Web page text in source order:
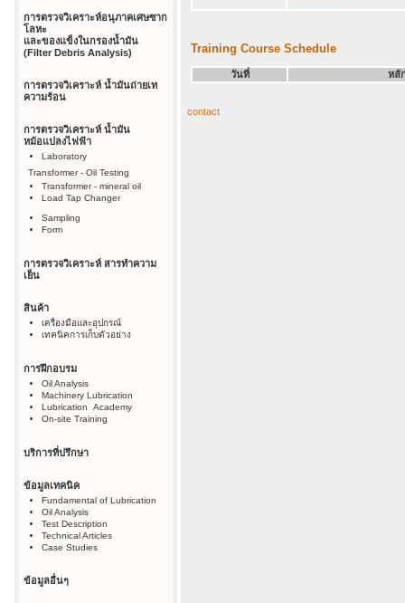
การตรวจวิเคราะห์อนุภาคเศษซาก
โลหะ
และของแข็งในกรองน้ำมัน
(Filter Debris Analysis)
การตรวจวิเคราะห์ น้ำมันถ่ายเท
ความร้อน
การตรวจวิเคราะห์ น้ำมัน
หม้อแปลงไฟฟ้า
Laboratory
Transformer - Oil Testing
Transformer - mineral oil
Load Tap Changer
Sampling
Form
การตรวจวิเคราะห์ สารทำความ
เย็น
สินค้า
เครื่องมือและอุปกรณ์
เทคนิคการเก็บตัวอย่าง
การฝึกอบรม
Oil Analysis
Machinery Lubrication
Lubrication Academy
On-site Training
บริการที่ปรึกษา
ข้อมูลเทคนิค
Fundamental of Lubrication
Oil Analysis
Test Description
Technical Articles
Case Studies
ข้อมูลอื่นๆ
Training Course Schedule
วันที่ หลั
contact